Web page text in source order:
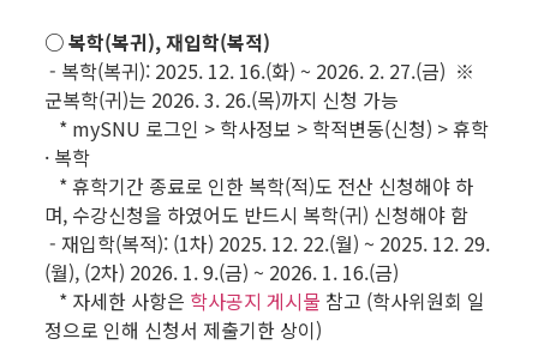
○ 복학(복귀), 재입학(복적)
- 복학(복귀): 2025. 12. 16.(화) ~ 2026. 2. 27.(금) ※
군복학(귀)는 2026. 3. 26.(목)까지 신청 가능
* mySNU 로그인 > 학사정보 > 학적변동(신청) > 휴학
· 복학
* 휴학기간 종료로 인한 복학(적)도 전산 신청해야 하
며, 수강신청을 하였어도 반드시 복학(귀) 신청해야 함
- 재입학(복적): (1차) 2025. 12. 22.(월) ~ 2025. 12. 29.
(월), (2차) 2026. 1. 9.(금) ~ 2026. 1. 16.(금)
* 자세한 사항은 학사공지 게시물 참고 (학사위원회 일
정으로 인해 신청서 제출기한 상이)